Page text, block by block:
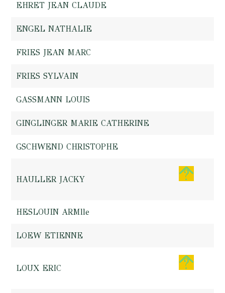
EHRET JEAN CLAUDE
ENGEL NATHALIE
FRIES JEAN MARC
FRIES SYLVAIN
GASSMANN LOUIS
GINGLINGER MARIE CATHERINE
GSCHWEND CHRISTOPHE
HAULLER JACKY
HESLOUIN ARMlle
LOEW ETIENNE
LOUX ERIC